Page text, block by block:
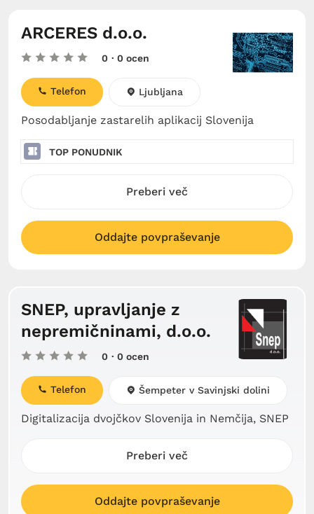
ARCERES d.o.o.
0 · 0 ocen
Posodabljanje zastarelih aplikacij Slovenija
Telefon Ljubljana
TOP PONUDNIK
Preberi več
Oddajte povpraševanje
SNEP, upravljanje z
nepremičninami, d.o.o.
0 · 0 ocen
Digitalizacija dvojčkov Slovenija in Nemčija, SNEP
Telefon Šempeter v Savinjski dolini
Preberi več
Oddajte povpraševanje